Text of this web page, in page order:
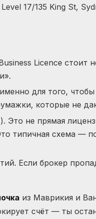
17/135 King St,
Licence стоит
для того, чтобы
которые не
Это не прямая
типичная схема —
Если брокер
из Маврикия и
счёт — ты